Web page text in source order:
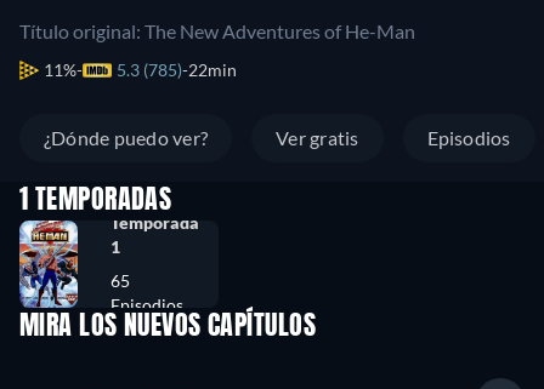
Título original: The New Adventures of He-Man
11% 5.3 (785) 22min
¿Dónde puedo ver? Ver gratis Episodios
1 TEMPORADAS
Temporada
1
65
Episodios
MIRA LOS NUEVOS CAPÍTULOS